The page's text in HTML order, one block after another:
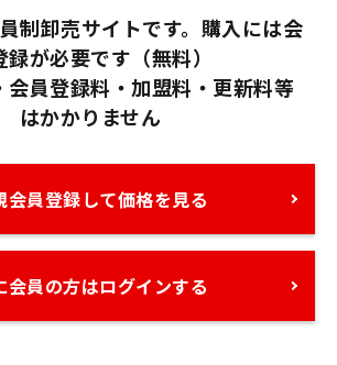
制卸売サイトです。購入には会
録が必要です（無料）
会員登録料・加盟料・更新料等
はかかりません
会員登録して価格を見る
会員の方はログインする